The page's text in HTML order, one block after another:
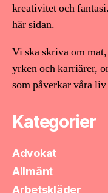
kreativitet och
här sidan.
Vi ska skriva om
yrken och karriärer,
som påverkar våra
Kategorier
Advokat
Allmänt
Arbetskläder